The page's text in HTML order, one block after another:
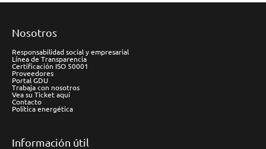
Nosotros
Responsabilidad social y empresarial
Línea de Transparencia
Certificación ISO 50001
Proveedores
Portal GDU
Trabaja con nosotros
Vea su Ticket aquí
Contacto
Política energética
Información útil